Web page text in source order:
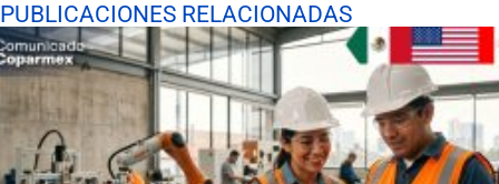
PUBLICACIONES RELACIONADAS